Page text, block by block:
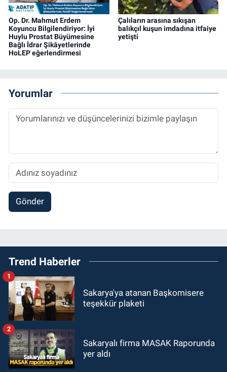
Op. Dr. Mahmut Erdem
Koyuncu Bilgilendiriyor: İyi
Huylu Prostat Büyümesine
Bağlı İdrar Şikâyetlerinde
HoLEP eğerlendirmesi
Çalıların arasına sıkışan
balıkçıl kuşun imdadına itfaiye
yetişti
Yorumlar
Gönder
Trend Haberler
Sakarya'ya atanan Başkomisere
teşekkür plaketi
1
Sakaryalı firma MASAK Raporunda
yer aldı
2